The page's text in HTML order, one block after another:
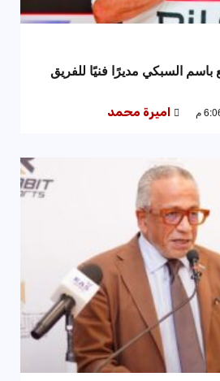
باسم السبكي مديرًا فنيًا للفريق
اميرة محمد